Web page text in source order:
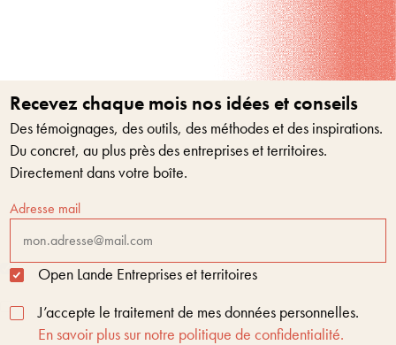
Recevez chaque mois nos idées et conseils
Des témoignages, des outils, des méthodes et des inspirations.
Du concret, au plus près des entreprises et territoires.
Directement dans votre boîte.
Adresse mail
Open Lande Entreprises et territoires
J’accepte le traitement de mes données personnelles.
En savoir plus sur notre politique de confidentialité.